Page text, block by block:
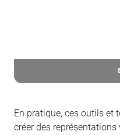
En pratique, ces outils et
créer des